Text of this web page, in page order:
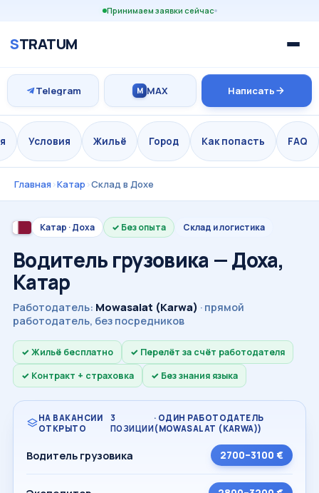
Принимаем заявки сейчас
STRATUM
Telegram M MAX Написать
Условия Жильё Город Как попасть FAQ
Главная›Катар ›Склад в Дохе
Катар · Доха Без опыта Склад и логистика
Водитель грузовика — Доха,
Катар
Работодатель: Mowasalat (Karwa) · прямой
работодатель, без посредников
Жильё бесплатно
Перелёт за счёт работодателя
Контракт + страховка
Без знания языка
НА ВАКАНСИИ
ОТКРЫТО
3
ПОЗИЦИИ
· ОДИН РАБОТОДАТЕЛЬ
(MOWASALAT (KARWA))
Водитель грузовика 2700–3100 €